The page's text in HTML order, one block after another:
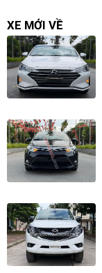
XE MỚI VỀ